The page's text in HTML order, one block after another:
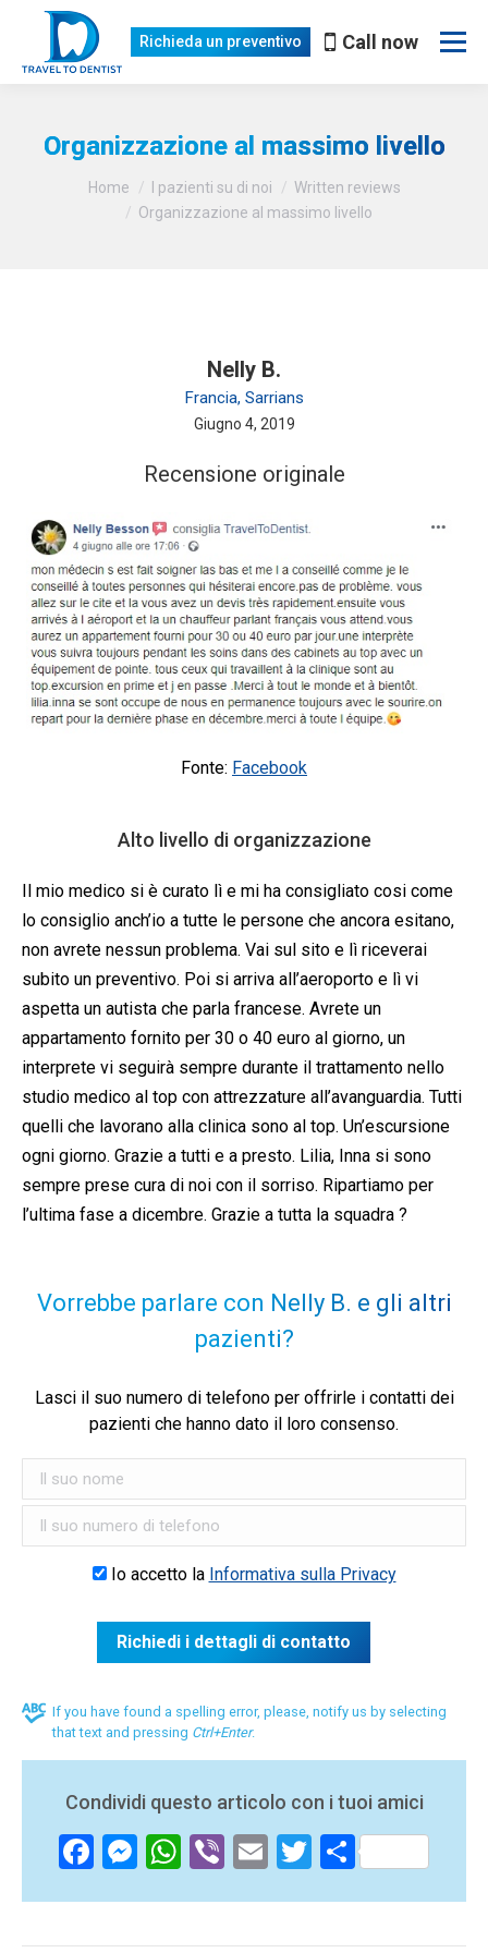
Richieda un preventivo Call now
Organizzazione al massimo livello
Lei è qui:
Home I pazienti su di noi
Written reviews
Organizzazione al massimo livello
Nelly B.
Francia, Sarrians
Giugno 4, 2019
Recensione originale
Fonte: Facebook
Alto livello di organizzazione
Il mio medico si è curato lì e mi ha consigliato cosi come
lo consiglio anch’io a tutte le persone che ancora esitano,
non avrete nessun problema. Vai sul sito e lì riceverai
subito un preventivo. Poi si arriva all’aeroporto e lì vi
aspetta un autista che parla francese. Avrete un
appartamento fornito per 30 o 40 euro al giorno, un
interprete vi seguirà sempre durante il trattamento nello
studio medico al top con attrezzature all’avanguardia. Tutti
quelli che lavorano alla clinica sono al top. Un’escursione
ogni giorno. Grazie a tutti e a presto. Lilia, Inna si sono
sempre prese cura di noi con il sorriso. Ripartiamo per
l’ultima fase a dicembre. Grazie a tutta la squadra ?
Vorrebbe parlare con Nelly B. e gli altri
pazienti?
Lasci il suo numero di telefono per offrirle i contatti dei
pazienti che hanno dato il loro consenso.
Io accetto la Informativa sulla Privacy
If you have found a spelling error, please, notify us by selecting
that text and pressing Ctrl+Enter.
Condividi questo articolo con i tuoi amici
Facebook
Messenger
WhatsApp
ViberEmailTwitter
Share